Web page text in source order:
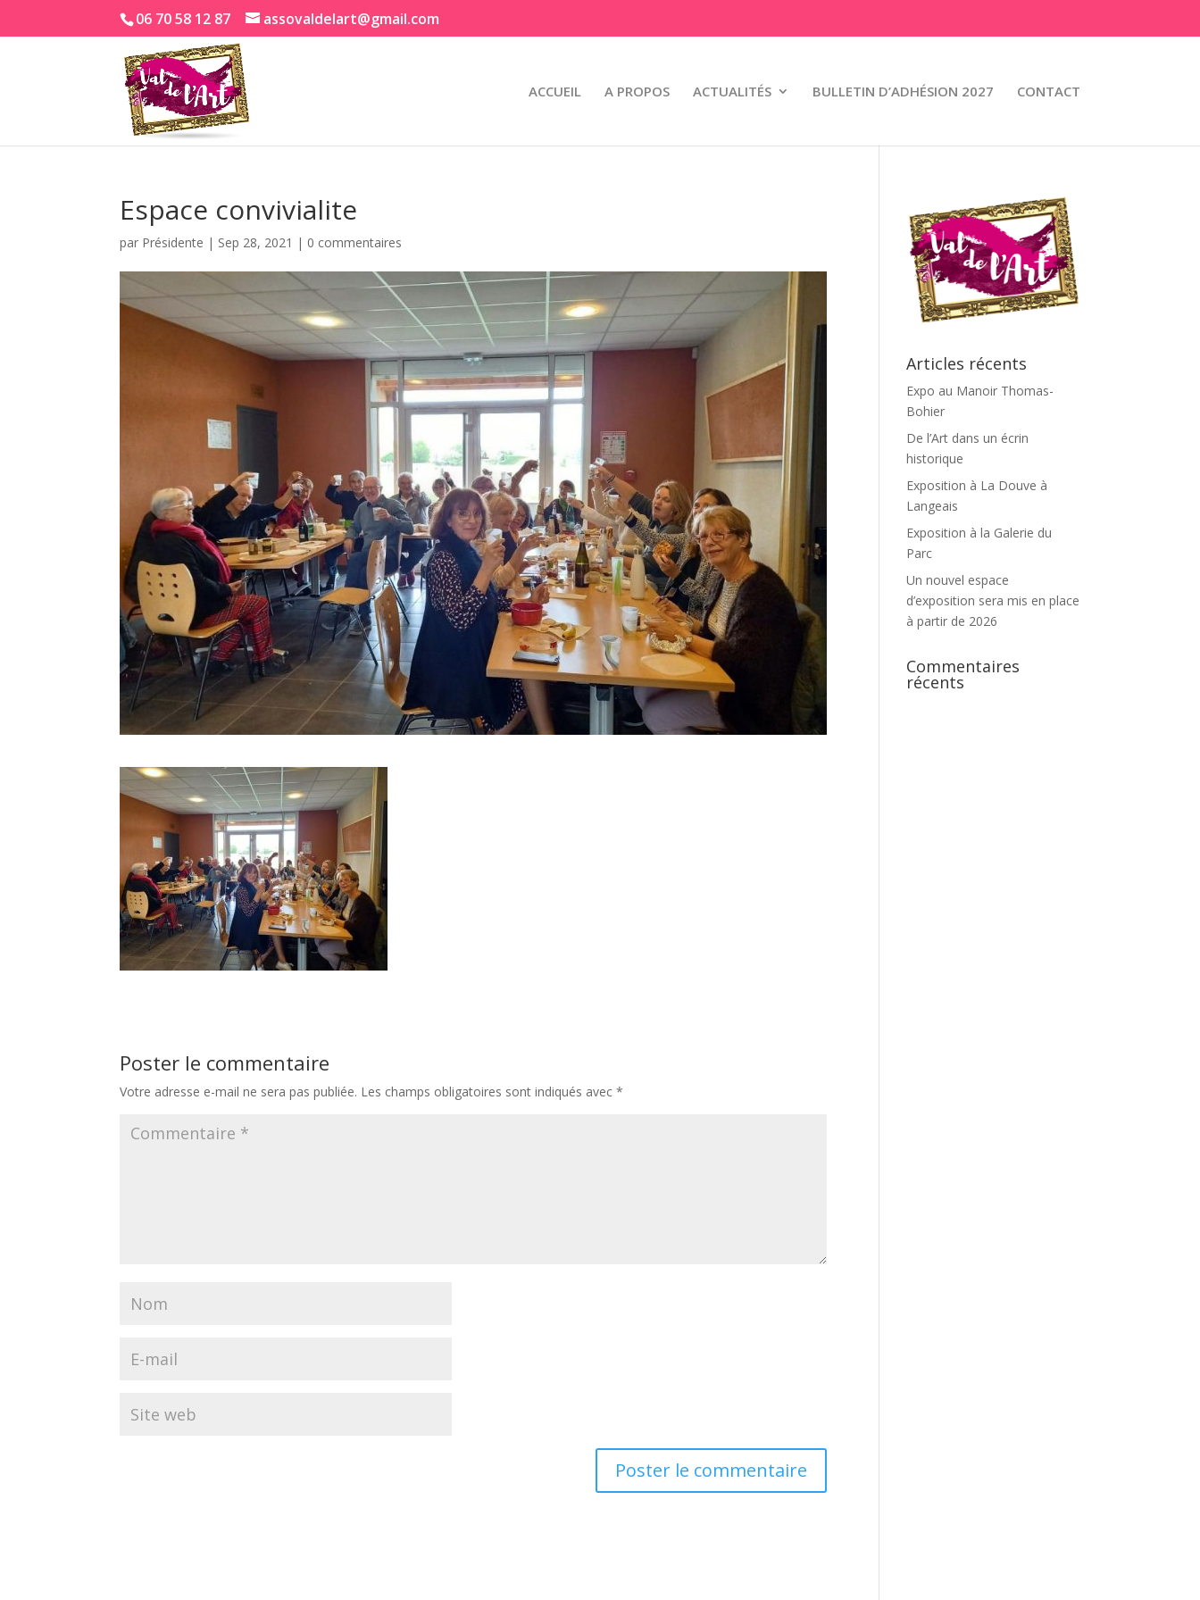
06 70 58 12 87 assovaldelart@gmail.com
ACCUEIL A PROPOS ACTUALITÉS BULLETIN D’ADHÉSION 2027 CONTACT
Espace convivialite
par Présidente | Sep 28, 2021 | 0 commentaires
Poster le commentaire
Votre adresse e-mail ne sera pas publiée. Les champs obligatoires sont indiqués avec*
Articles récents
Expo au Manoir Thomas-
Bohier
De l’Art dans un écrin
historique
Exposition à La Douve à
Langeais
Exposition à la Galerie du
Parc
Un nouvel espace
d’exposition sera mis en place
à partir de 2026
Commentaires
récents